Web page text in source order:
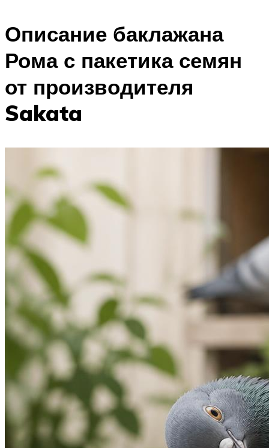
Описание баклажана
Рома с пакетика семян
от производителя
Sakata